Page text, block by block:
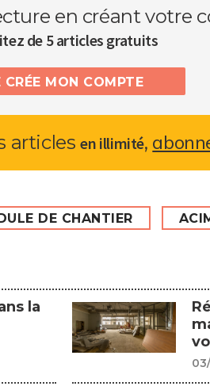
en créant votre
de 5 articles gratuits
CRÉE MON COMPTE
articlesen illimité,
DE CHANTIER
la